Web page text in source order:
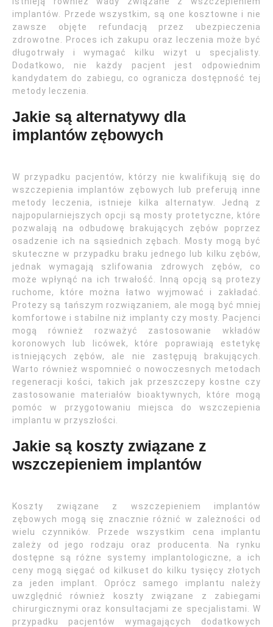
implantów. Przede wszystkim, są one kosztowne i nie
zawsze objęte refundacją przez ubezpieczenia
zdrowotne. Proces ich zakupu oraz leczenia może być
długotrwały i wymagać kilku wizyt u specjalisty.
Dodatkowo, nie każdy pacjent jest odpowiednim
kandydatem do zabiegu, co ogranicza dostępność tej
metody leczenia.
Jakie są alternatywy dla
implantów zębowych
W przypadku pacjentów, którzy nie kwalifikują się do
wszczepienia implantów zębowych lub preferują inne
metody leczenia, istnieje kilka alternatyw. Jedną z
najpopularniejszych opcji są mosty protetyczne, które
pozwalają na odbudowę brakujących zębów poprzez
osadzenie ich na sąsiednich zębach. Mosty mogą być
skuteczne w przypadku braku jednego lub kilku zębów,
jednak wymagają szlifowania zdrowych zębów, co
może wpłynąć na ich trwałość. Inną opcją są protezy
ruchome, które można łatwo wyjmować i zakładać.
Protezy są tańszym rozwiązaniem, ale mogą być mniej
komfortowe i stabilne niż implanty czy mosty. Pacjenci
mogą również rozważyć zastosowanie wkładów
koronowych lub licówek, które poprawiają estetykę
istniejących zębów, ale nie zastępują brakujących.
Warto również wspomnieć o nowoczesnych metodach
regeneracji kości, takich jak przeszczepy kostne czy
zastosowanie materiałów bioaktywnych, które mogą
pomóc w przygotowaniu miejsca do wszczepienia
implantu w przyszłości.
Jakie są koszty związane z
wszczepieniem implantów
Koszty związane z wszczepieniem implantów
zębowych mogą się znacznie różnić w zależności od
wielu czynników. Przede wszystkim cena implantu
zależy od jego rodzaju oraz producenta. Na rynku
dostępne są różne systemy implantologiczne, a ich
ceny mogą sięgać od kilkuset do kilku tysięcy złotych
za jeden implant. Oprócz samego implantu należy
uwzględnić również koszty związane z zabiegami
chirurgicznymi oraz konsultacjami ze specjalistami. W
przypadku pacjentów wymagających dodatkowych